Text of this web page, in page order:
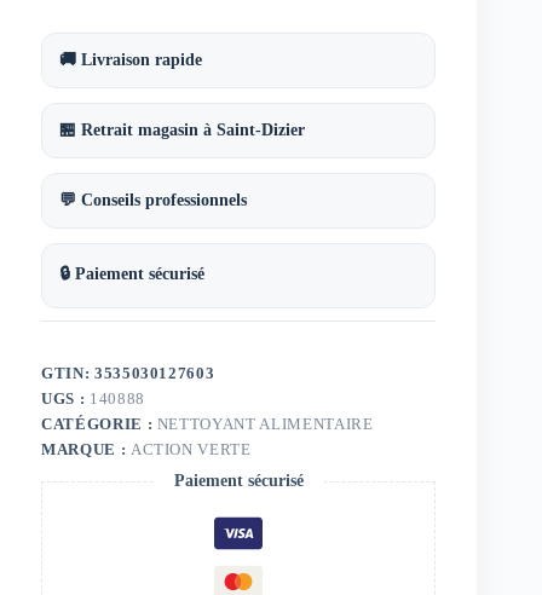
professionnel
cycle
court
Action
Verte
🚚 Livraison rapide
🏪 Retrait magasin à Saint-Dizier
💬 Conseils professionnels
🔒 Paiement sécurisé
GTIN: 3535030127603
UGS : 140888
CATÉGORIE : NETTOYANT ALIMENTAIRE
MARQUE : ACTION VERTE
Paiement sécurisé